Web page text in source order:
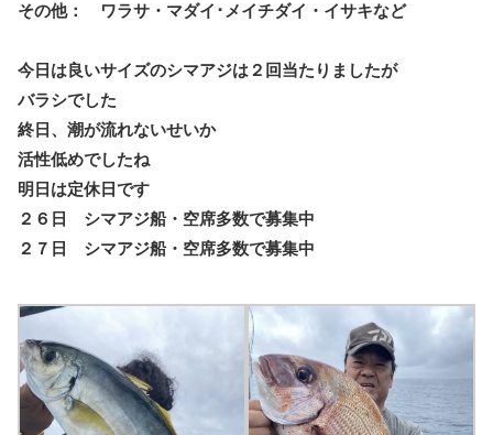
その他： ワラサ・マダイ･メイチダイ・イサキなど
今日は良いサイズのシマアジは２回当たりましたが
バラシでした
終日、潮が流れないせいか
活性低めでしたね
明日は定休日です
２６日 シマアジ船・空席多数で募集中
２７日 シマアジ船・空席多数で募集中